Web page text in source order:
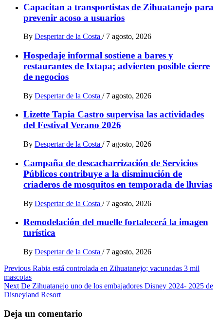
Capacitan a transportistas de Zihuatanejo para
prevenir acoso a usuarios
By Despertar de la Costa / 7 agosto, 2026
Hospedaje informal sostiene a bares y
restaurantes de Ixtapa; advierten posible cierre
de negocios
By Despertar de la Costa / 7 agosto, 2026
Lizette Tapia Castro supervisa las actividades
del Festival Verano 2026
By Despertar de la Costa / 7 agosto, 2026
Campaña de descacharrización de Servicios
Públicos contribuye a la disminución de
criaderos de mosquitos en temporada de lluvias
By Despertar de la Costa / 7 agosto, 2026
Remodelación del muelle fortalecerá la imagen
turística
By Despertar de la Costa / 7 agosto, 2026
Post
navigation
Previous Rabia está controlada en Zihuatanejo; vacunadas 3 mil
mascotas
Next De Zihuatanejo uno de los embajadores Disney 2024- 2025 de
Disneyland Resort
Deja un comentario